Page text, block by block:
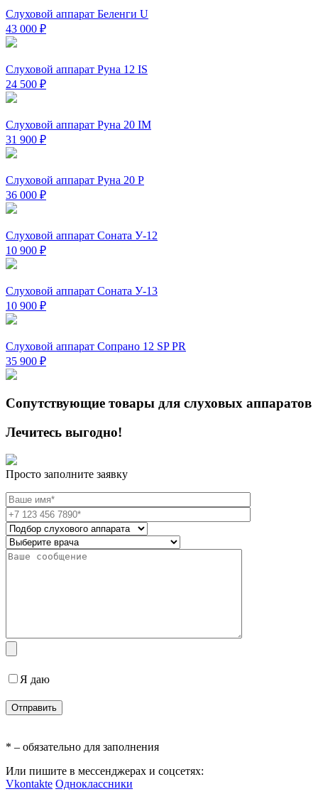
Слуховой аппарат Беленги U
43 000 ₽
Слуховой аппарат Руна 12 IS
24 500 ₽
Слуховой аппарат Руна 20 IM
31 900 ₽
Слуховой аппарат Руна 20 Р
36 000 ₽
Слуховой аппарат Соната У-12
10 900 ₽
Слуховой аппарат Соната У-13
10 900 ₽
Слуховой аппарат Сопрано 12 SP PR
35 900 ₽
Сопутствующие товары для слуховых аппаратов
Лечитесь выгодно!
Просто заполните заявку
Я даю
* – обязательно для заполнения
Или пишите в мессенджерах и соцсетях:
Vkontakte Одноклассники